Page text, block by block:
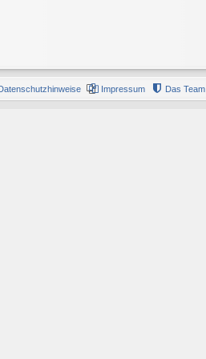
Das Team
Impressum